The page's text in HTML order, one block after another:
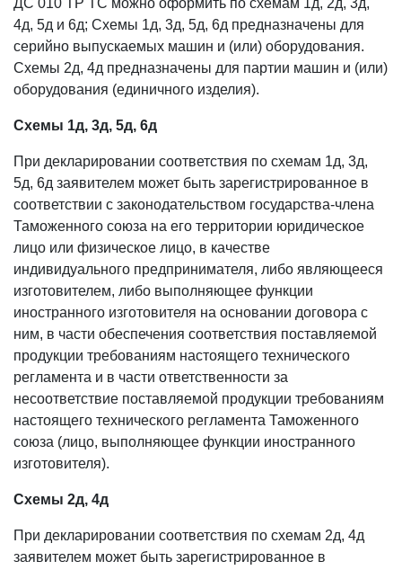
ДС 010 ТР ТС можно оформить по схемам 1д, 2д, 3д,
4д, 5д и 6д; Схемы 1д, 3д, 5д, 6д предназначены для
серийно выпускаемых машин и (или) оборудования.
Схемы 2д, 4д предназначены для партии машин и (или)
оборудования (единичного изделия).
Схемы 1д, 3д, 5д, 6д
При декларировании соответствия по схемам 1д, 3д,
5д, 6д заявителем может быть зарегистрированное в
соответствии с законодательством государства-члена
Таможенного союза на его территории юридическое
лицо или физическое лицо, в качестве
индивидуального предпринимателя, либо являющееся
изготовителем, либо выполняющее функции
иностранного изготовителя на основании договора с
ним, в части обеспечения соответствия поставляемой
продукции требованиям настоящего технического
регламента и в части ответственности за
несоответствие поставляемой продукции требованиям
настоящего технического регламента Таможенного
союза (лицо, выполняющее функции иностранного
изготовителя).
Схемы 2д, 4д
При декларировании соответствия по схемам 2д, 4д
заявителем может быть зарегистрированное в